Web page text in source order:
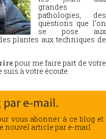
grandes
pathologies, des
questions que l’on
se pose aux
plantes aux techniques de
pour me faire part de votre
à votre écoute.
par e-mail.
vous abonner à ce blog et
nouvel article par e-mail.